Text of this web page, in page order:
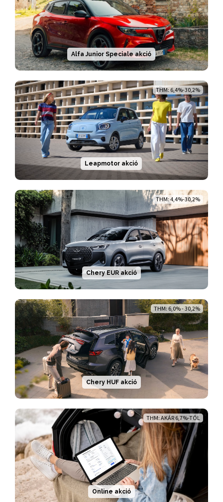
Alfa Junior Speciale akció
THM: 6,4%-30,2%
Leapmotor akció
THM: 4,4%-30,2%
Chery EUR akció
THM: 6,0% - 30,2%
Chery HUF akció
THM: AKÁR 6,7%-TÓL
Online akció